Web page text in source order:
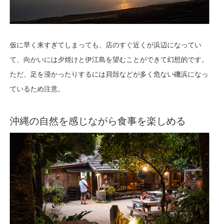
仮に早く来すぎてしまっても、店のすぐ近くが浜辺になってい
て、向かいには夕焼けと伊江島を望むことができて幻想的です。
ただ、足を浸かったりするには貝殻などが多く危ない磯浜になっ
ているため注意。
沖縄の自然を感じながら食事を楽しめる